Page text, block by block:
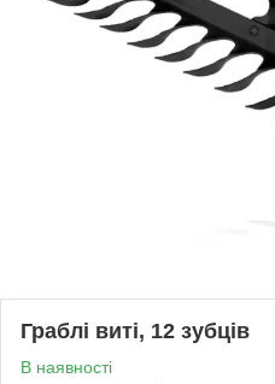
Граблі виті, 12 зубців
В наявності